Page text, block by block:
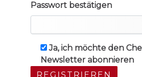
Passwort bestätigen
Ja, ich möchte den
Newsletter abonnieren
REGISTRIEREN